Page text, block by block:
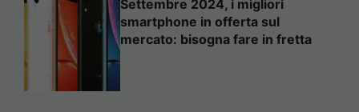
Settembre 2024, i migliori
smartphone in offerta sul
mercato: bisogna fare in fretta